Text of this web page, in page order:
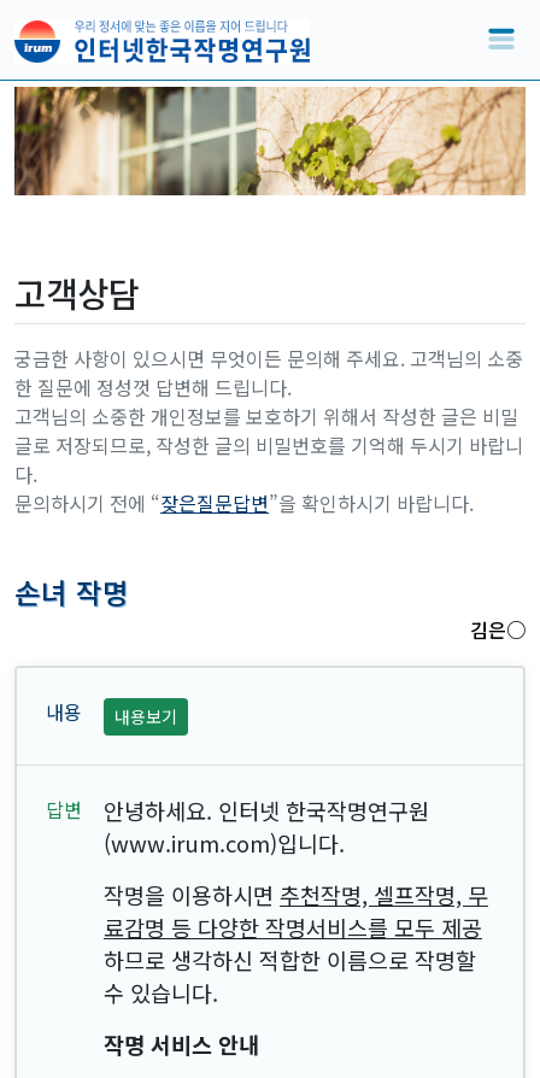
고객상담
궁금한 사항이 있으시면 무엇이든 문의해 주세요. 고객님의 소중
한 질문에 정성껏 답변해 드립니다.
고객님의 소중한 개인정보를 보호하기 위해서 작성한 글은 비밀
글로 저장되므로, 작성한 글의 비밀번호를 기억해 두시기 바랍니
다.
문의하시기 전에 “잦은질문답변”을 확인하시기 바랍니다.
손녀 작명
김은○
내용보기
안녕하세요. 인터넷 한국작명연구원
(www.irum.com)입니다.
작명을 이용하시면 추천작명, 셀프작명, 무
료감명 등 다양한 작명서비스를 모두 제공
하므로 생각하신 적합한 이름으로 작명할
수 있습니다.
작명 서비스 안내